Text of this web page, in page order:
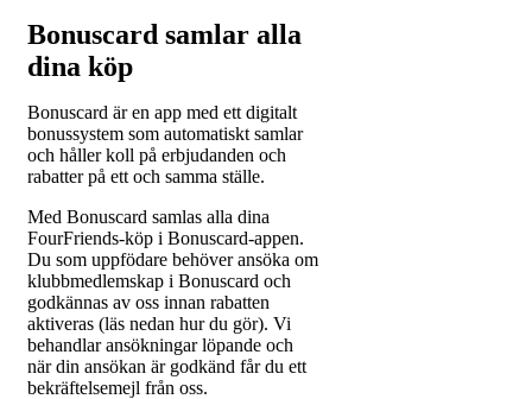
Bonuscard samlar alla
dina köp
Bonuscard är en app med ett digitalt
bonussystem som automatiskt samlar
och håller koll på erbjudanden och
rabatter på ett och samma ställe.
Med Bonuscard samlas alla dina
FourFriends-köp i Bonuscard-appen.
Du som uppfödare behöver ansöka om
klubbmedlemskap i Bonuscard och
godkännas av oss innan rabatten
aktiveras (läs nedan hur du gör). Vi
behandlar ansökningar löpande och
när din ansökan är godkänd får du ett
bekräftelsemejl från oss.